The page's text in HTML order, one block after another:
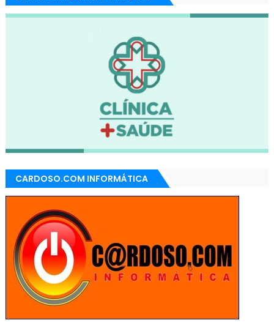
CARDOSO.COM INFORMÁTICA